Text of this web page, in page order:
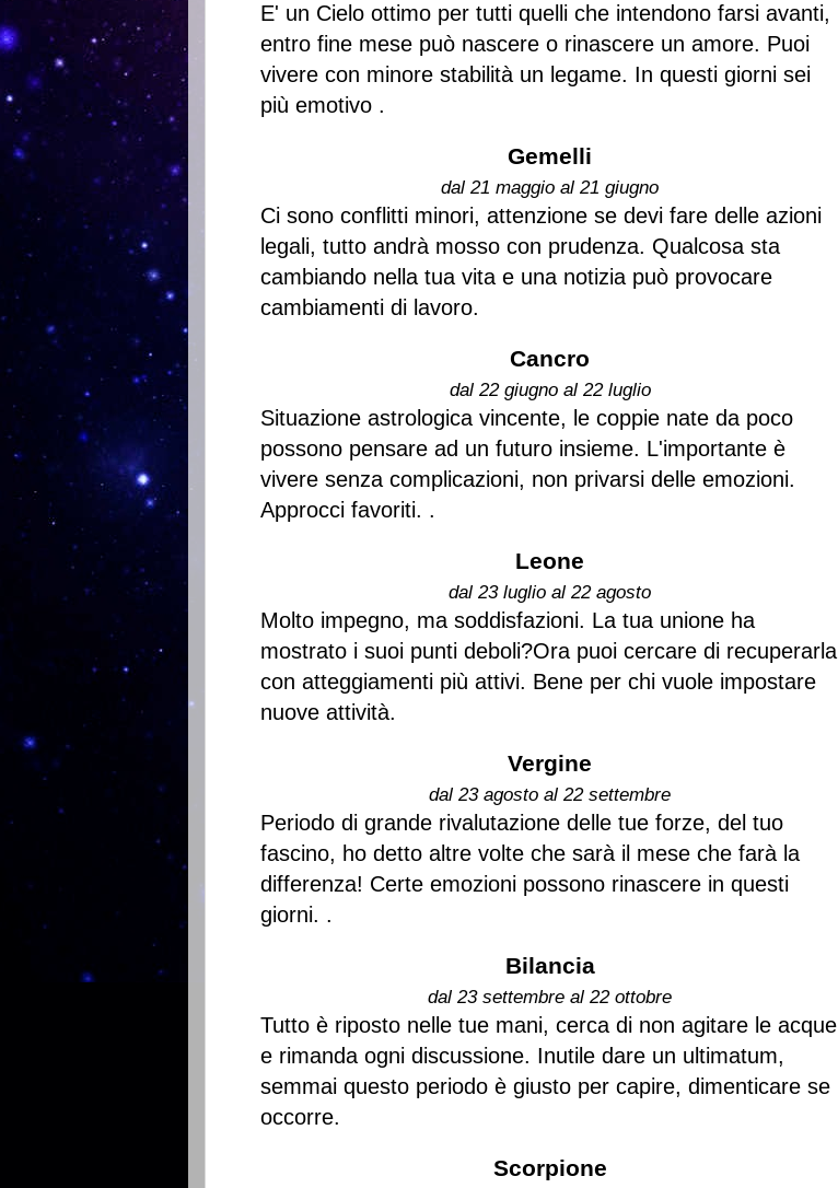
E' un Cielo ottimo per tutti quelli che intendono farsi avanti,
entro fine mese può nascere o rinascere un amore. Puoi
vivere con minore stabilità un legame. In questi giorni sei
più emotivo .
Gemelli
dal 21 maggio al 21 giugno
Ci sono conflitti minori, attenzione se devi fare delle azioni
legali, tutto andrà mosso con prudenza. Qualcosa sta
cambiando nella tua vita e una notizia può provocare
cambiamenti di lavoro.
Cancro
dal 22 giugno al 22 luglio
Situazione astrologica vincente, le coppie nate da poco
possono pensare ad un futuro insieme. L'importante è
vivere senza complicazioni, non privarsi delle emozioni.
Approcci favoriti. .
Leone
dal 23 luglio al 22 agosto
Molto impegno, ma soddisfazioni. La tua unione ha
mostrato i suoi punti deboli?Ora puoi cercare di recuperarla
con atteggiamenti più attivi. Bene per chi vuole impostare
nuove attività.
Vergine
dal 23 agosto al 22 settembre
Periodo di grande rivalutazione delle tue forze, del tuo
fascino, ho detto altre volte che sarà il mese che farà la
differenza! Certe emozioni possono rinascere in questi
giorni. .
Bilancia
dal 23 settembre al 22 ottobre
Tutto è riposto nelle tue mani, cerca di non agitare le acque
e rimanda ogni discussione. Inutile dare un ultimatum,
semmai questo periodo è giusto per capire, dimenticare se
occorre.
Scorpione